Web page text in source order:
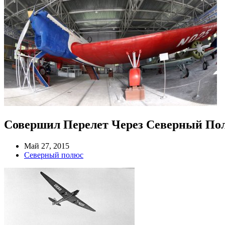
Совершил Перелет Через Северный
Май 27, 2015
Северный полюс